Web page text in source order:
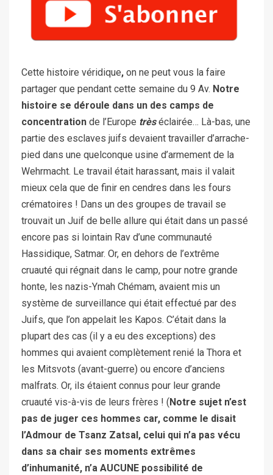
Cette histoire véridique, on ne peut vous la faire
partager que pendant cette semaine du 9 Av. Notre
histoire se déroule dans un des camps de
concentration de l’Europe trèséclairée… Là-bas, une
partie des esclaves juifs devaient travailler d’arrache-
pied dans une quelconque usine d’armement de la
Wehrmacht. Le travail était harassant, mais il valait
mieux cela que de finir en cendres dans les fours
crématoires ! Dans un des groupes de travail se
trouvait un Juif de belle allure qui était dans un passé
encore pas si lointain Rav d’une communauté
Hassidique, Satmar. Or, en dehors de l’extrême
cruauté qui régnait dans le camp, pour notre grande
honte, les nazis-Ymah Chémam, avaient mis un
système de surveillance qui était effectué par des
Juifs, que l’on appelait les Kapos. C’était dans la
plupart des cas (il y a eu des exceptions) des
hommes qui avaient complètement renié la Thora et
les Mitsvots (avant-guerre) ou encore d’anciens
malfrats. Or, ils étaient connus pour leur grande
cruauté vis-à-vis de leurs frères ! ( Notre sujet n’est
pas de juger ces hommes car, comme le disait
l’Admour de Tsanz Zatsal, celui qui n’a pas vécu
dans sa chair ses moments extrêmes
d’inhumanité, n’a AUCUNE possibilité de